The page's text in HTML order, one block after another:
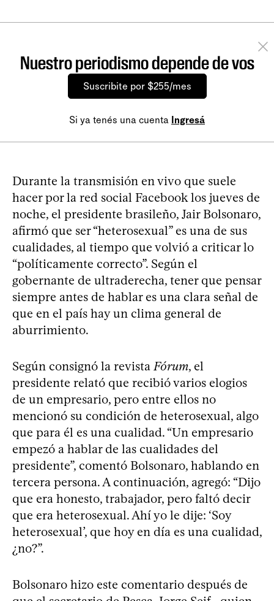
Nuestro periodismo depende de vos
Suscribite por $255/mes
Si ya tenés una cuenta Ingresá
Durante la transmisión en vivo que suele
hacer por la red social Facebook los jueves de
noche, el presidente brasileño, Jair Bolsonaro,
afirmó que ser “heterosexual” es una de sus
cualidades, al tiempo que volvió a criticar lo
“políticamente correcto”. Según el
gobernante de ultraderecha, tener que pensar
siempre antes de hablar es una clara señal de
que en el país hay un clima general de
aburrimiento.
Según consignó la revista Fórum, el
presidente relató que recibió varios elogios
de un empresario, pero entre ellos no
mencionó su condición de heterosexual, algo
que para él es una cualidad. “Un empresario
empezó a hablar de las cualidades del
presidente”, comentó Bolsonaro, hablando en
tercera persona. A continuación, agregó: “Dijo
que era honesto, trabajador, pero faltó decir
que era heterosexual. Ahí yo le dije: ‘Soy
heterosexual’, que hoy en día es una cualidad,
¿no?”.
Bolsonaro hizo este comentario después de